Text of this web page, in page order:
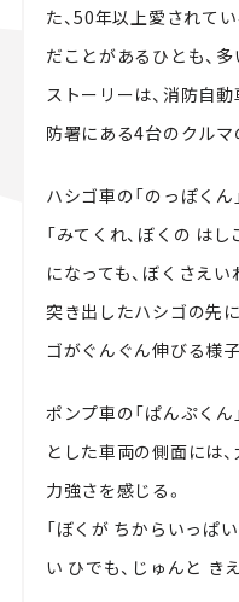
た、50年以上愛されて
だことがあるひとも、
ストーリーは、消防自
防署にある4台のクルマ
ハシゴ車の「のっぽくん
「みてくれ、ぼくの は
になっても、ぼくさえ
突き出したハシゴの先
ゴがぐんぐん伸びる様
ポンプ車の「ぱんぷくん
とした車両の側面には
力強さを感じる。
「ぼくが ちからいっぱ
い ひでも、じゅんと き